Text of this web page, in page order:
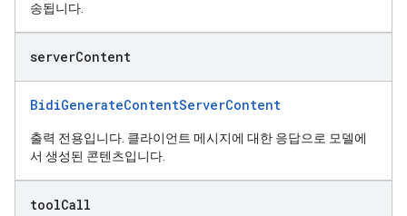
송됩니다.
serverContent
BidiGenerateContentServerContent
출력 전용입니다. 클라이언트 메시지에 대한 응답으로 모델에
서 생성된 콘텐츠입니다.
toolCall